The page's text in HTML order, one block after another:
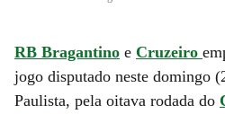
RB Bragantino e Cruzeiro
jogo disputado neste domingo
Paulista, pela oitava rodada do